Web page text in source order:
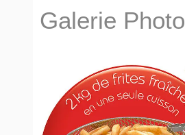
Galerie Photo